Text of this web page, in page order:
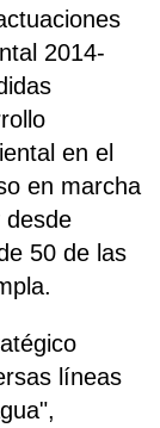
2014-
en el
en marcha
desde
50 de las
líneas